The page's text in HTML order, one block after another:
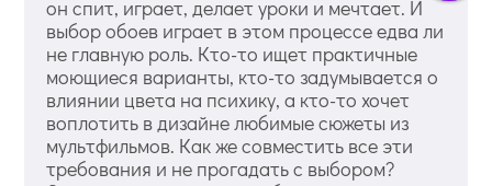
он спит, играет, делает уроки и мечтает. И
выбор обоев играет в этом процессе едва ли
не главную роль. Кто-то ищет практичные
моющиеся варианты, кто-то задумывается о
влиянии цвета на психику, а кто-то хочет
воплотить в дизайне любимые сюжеты из
мультфильмов. Как же совместить все эти
требования и не прогадать с выбором?